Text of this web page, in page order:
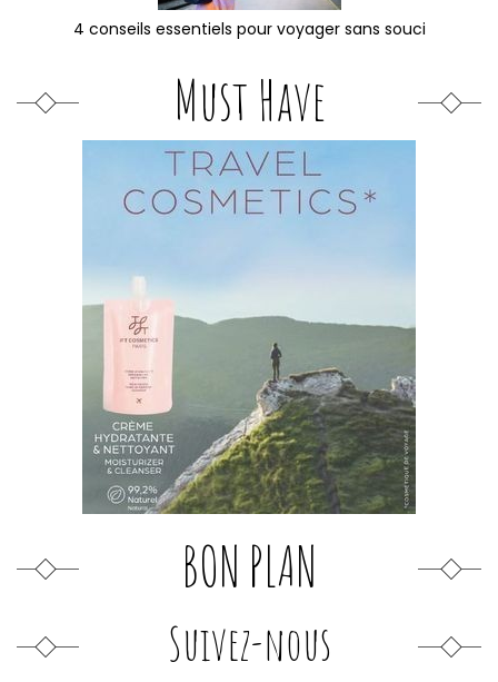
4 conseils essentiels pour voyager sans souci
Must Have
BON PLAN
Suivez-nous